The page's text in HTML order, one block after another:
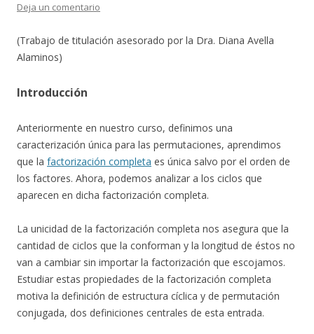
Deja un comentario
(Trabajo de titulación asesorado por la Dra. Diana Avella
Alaminos)
Introducción
Anteriormente en nuestro curso, definimos una
caracterización única para las permutaciones, aprendimos
que la factorización completa es única salvo por el orden de
los factores. Ahora, podemos analizar a los ciclos que
aparecen en dicha factorización completa.
La unicidad de la factorización completa nos asegura que la
cantidad de ciclos que la conforman y la longitud de éstos no
van a cambiar sin importar la factorización que escojamos.
Estudiar estas propiedades de la factorización completa
motiva la definición de estructura cíclica y de permutación
conjugada, dos definiciones centrales de esta entrada.